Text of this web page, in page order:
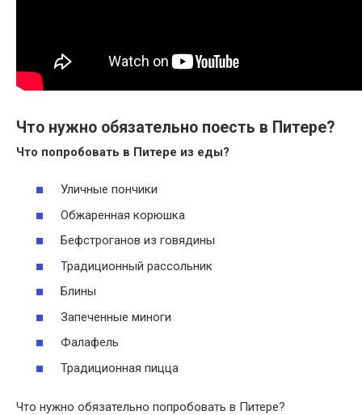
Что нужно обязательно поесть в Питере?
Что попробовать в Питере из еды?
Уличные пончики
Обжаренная корюшка
Бефстроганов из говядины
Традиционный рассольник
Блины
Запеченные миноги
Фалафель
Традиционная пицца
Что нужно обязательно попробовать в Питере?